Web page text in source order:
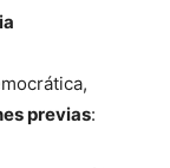
previas: